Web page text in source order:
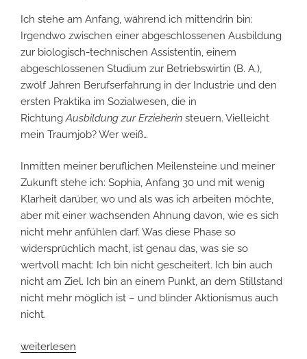
Ich stehe am Anfang, während ich mittendrin bin:
Irgendwo zwischen einer abgeschlossenen Ausbildung
zur biologisch-technischen Assistentin, einem
abgeschlossenen Studium zur Betriebswirtin (B. A.),
zwölf Jahren Berufserfahrung in der Industrie und den
ersten Praktika im Sozialwesen, die in
Richtung Ausbildung zur Erzieherin steuern. Vielleicht
mein Traumjob? Wer weiß…
Inmitten meiner beruflichen Meilensteine und meiner
Zukunft stehe ich: Sophia, Anfang 30 und mit wenig
Klarheit darüber, wo und als was ich arbeiten möchte,
aber mit einer wachsenden Ahnung davon, wie es sich
nicht mehr anfühlen darf. Was diese Phase so
widersprüchlich macht, ist genau das, was sie so
wertvoll macht: Ich bin nicht gescheitert. Ich bin auch
nicht am Ziel. Ich bin an einem Punkt, an dem Stillstand
nicht mehr möglich ist – und blinder Aktionismus auch
nicht.
„Ich
weiterlesen